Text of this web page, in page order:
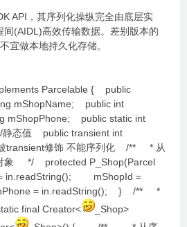
API，其序列化操纵完全由底层实
(AIDL)高效传输数据。差别版本的
宜做本地持久化存储。
Parcelable { public
mShopName; public int
mShopPhone; public static int
静态值 public transient int
被transient修饰 不能序列化 /** * 从
象 */ protected P_Shop(Parcel
mShopId =
= in.readString(); } /** *
final Creator<
_Shop>